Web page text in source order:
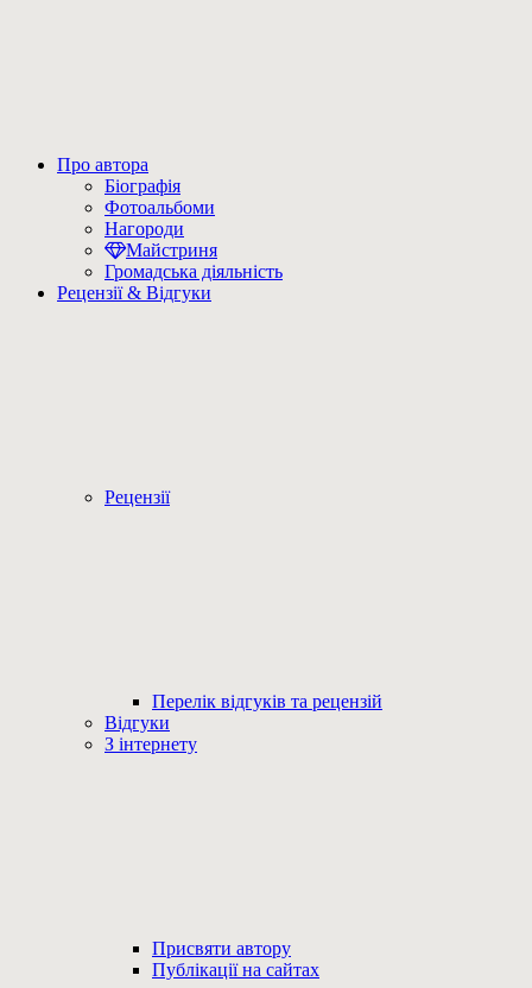
Про автора
Біографія
Фотоальбоми
Нагороди
Майстриня
Громадська діяльність
Рецензії & Відгуки
Рецензії
Перелік відгуків та рецензій
Відгуки
З інтернету
Присвяти автору
Публікації на сайтах